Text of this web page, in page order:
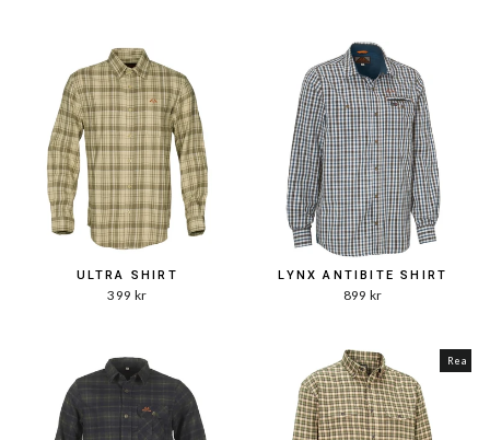
ULTRA SHIRT
399 kr
LYNX ANTIBITE SHIRT
899 kr
Rea